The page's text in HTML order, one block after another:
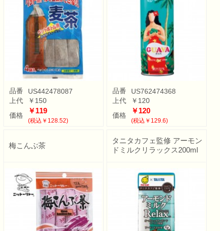
品番
US442478087
上代
￥150
価格
￥119
(税込￥128.52)
品番
US762474368
上代
￥120
価格
￥120
(税込￥129.6)
梅こんぶ茶
タニタカフェ監修 アーモン
ドミルクリラックス200ml